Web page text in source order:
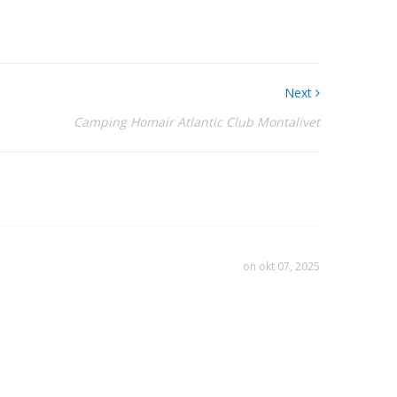
Next
Camping Homair Atlantic Club Montalivet
on okt 07, 2025